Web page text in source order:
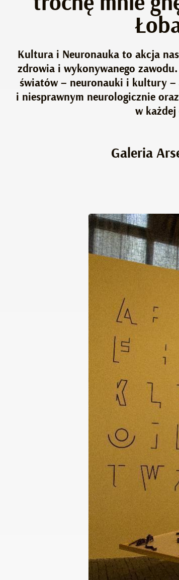
Kultura i Neuronauka to akcja
zdrowia i wykonywanego
światów – neuronauki i kultury –
i niesprawnym neurologicznie
w każdej
Galeria